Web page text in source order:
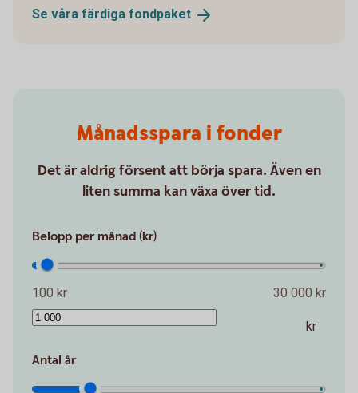
Se våra färdiga fondpaket
Månadsspara i fonder
Det är aldrig försent att börja spara. Även en
liten summa kan växa över tid.
Belopp per månad (kr)
100 kr 30 000 kr
kr
Antal år